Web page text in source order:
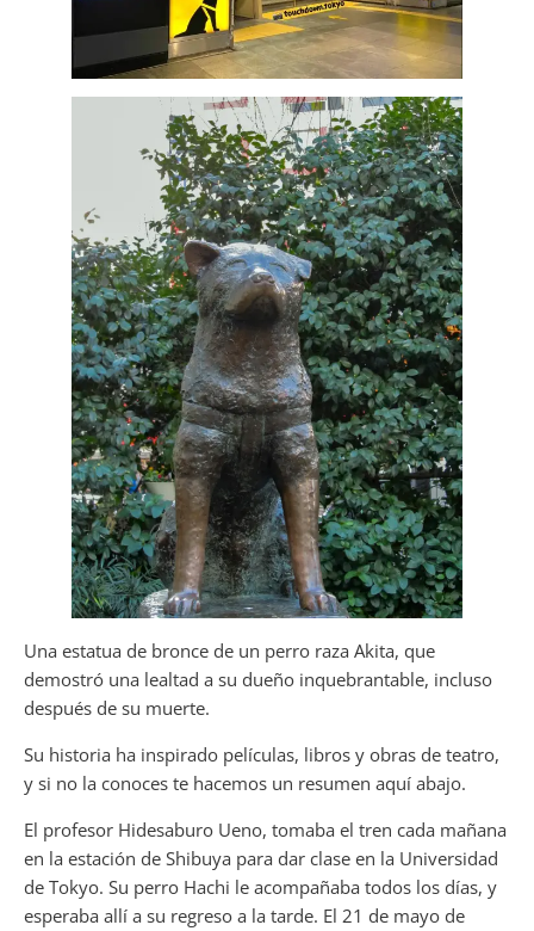
Una estatua de bronce de un perro raza Akita, que
demostró una lealtad a su dueño inquebrantable, incluso
después de su muerte.
Su historia ha inspirado películas, libros y obras de teatro,
y si no la conoces te hacemos un resumen aquí abajo.
El profesor Hidesaburo Ueno, tomaba el tren cada mañana
en la estación de Shibuya para dar clase en la Universidad
de Tokyo. Su perro Hachi le acompañaba todos los días, y
esperaba allí a su regreso a la tarde. El 21 de mayo de